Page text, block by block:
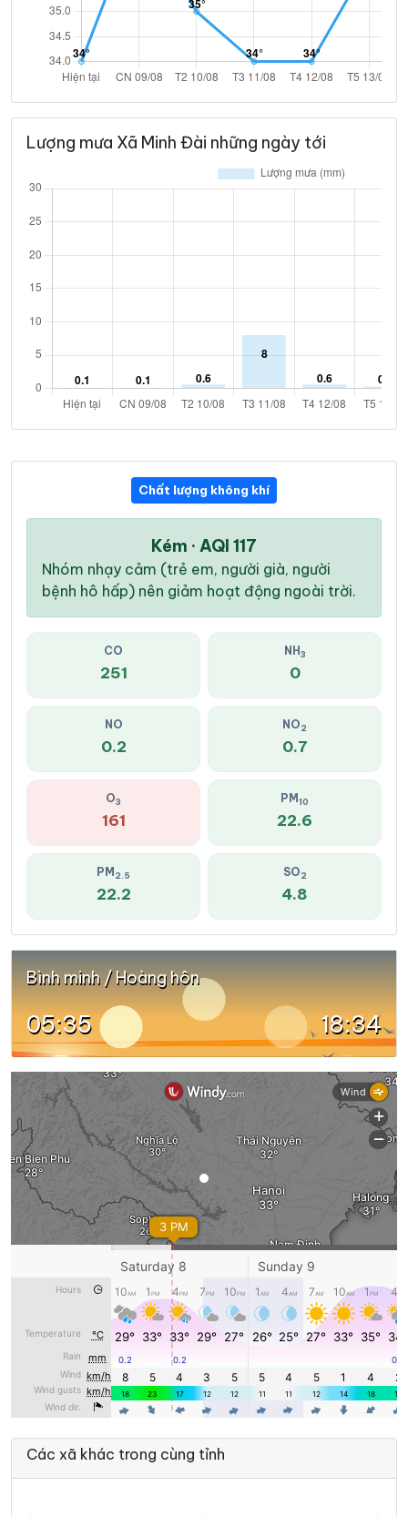
Lượng mưa Xã Minh Đài những ngày tới
Chất lượng không khí
Kém · AQI 117
Nhóm nhạy cảm (trẻ em, người già, người
bệnh hô hấp) nên giảm hoạt động ngoài trời.
CO
251
NH 3
0
NO
0.2
NO2
0.7
O3
161
PM 10
22.6
PM 2.5
22.2
SO2
4.8
Bình minh / Hoàng hôn
05:35 18:34
Các xã khác trong cùng tỉnh